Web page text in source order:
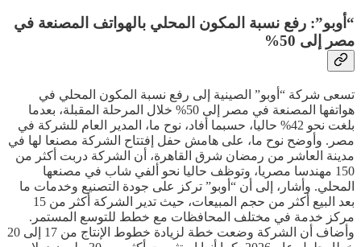
“أوبو”: رفع نسبة المكون المحلي بالهواتف المصنعة في
مصر إلى 50%
تسعى شركة “أوبو” الصينية إلى رفع نسبة المكون المحلي في
هواتفها المصنعة في مصر إلى 50% خلال المرحلة المقبلة، بعدما
بلغت نحو 42% حاليا، حسبما أفاد، نوح ما، المدير العام للشركة في
مصر. وأوضح نوح ما، على هامش حفل إفتتاح الشركة مصنعا لها في
مدينة العاشر من رمضان شرق القاهرة، أن الشركة دربت أكثر من
150 مهندسا مصريا، وتوظف حاليا نحو ألفي شاب في مصنعها
المحلي. وأشار، إلى أن “أوبو” تركز على جودة التصنيع وخدمات ما
بعد البيع أكثر من حجم المبيعات، حيث تدير الشركة أكثر من 15
مركز خدمة في مختلف المحافظات مع خطط للتوسع المستمر.
وأضاف أن الشركة وضعت خطة لزيادة خطوط الإنتاج من 17 إلى 20